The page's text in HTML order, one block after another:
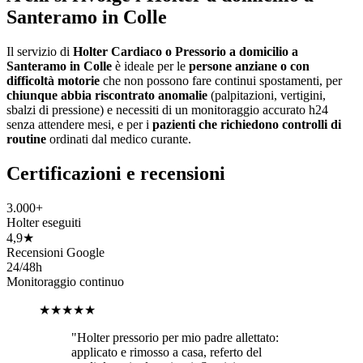
Santeramo in Colle
Il servizio di Holter Cardiaco o Pressorio a domicilio a
Santeramo in Colle è ideale per le persone anziane o con
difficoltà motorie che non possono fare continui spostamenti, per
chiunque abbia riscontrato anomalie (palpitazioni, vertigini,
sbalzi di pressione) e necessiti di un monitoraggio accurato h24
senza attendere mesi, e per i pazienti che richiedono controlli di
routine ordinati dal medico curante.
Certificazioni e recensioni
3.000+
Holter eseguiti
4,9★
Recensioni Google
24/48h
Monitoraggio continuo
★★★★★
"Holter pressorio per mio padre allettato:
applicato e rimosso a casa, referto del